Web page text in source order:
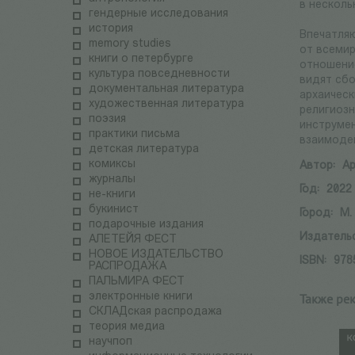
гендерные исследования
история
memory studies
книги о петербурге
культура повседневности
документальная литература
художественная литература
поэзия
практики письма
детская литература
комиксы
журналы
не-книги
букинист
подарочные издания
АЛЕТЕЙЯ ФЕСТ
НОВОЕ ИЗДАТЕЛЬСТВО
РАСПРОДАЖА
ПАЛЬМИРА ФЕСТ
электронные книги
СКЛАДская распродажа
теория медиа
научпоп
в
от
видят
Автор:
Год:
2022
Город:
М.
ISBN:
Также